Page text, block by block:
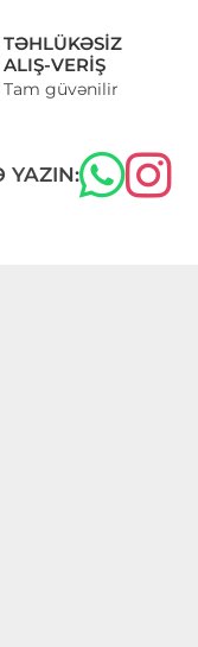
TƏHLÜKƏSIZ
ALIŞ-VERIŞ
Tam güvənilir
YAZIN: